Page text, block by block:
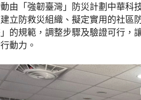
由「強韌臺灣」防災計劃中華科
立防救災組織、擬定實用的社區
的規範，調整步驟及驗證可行，
動力。